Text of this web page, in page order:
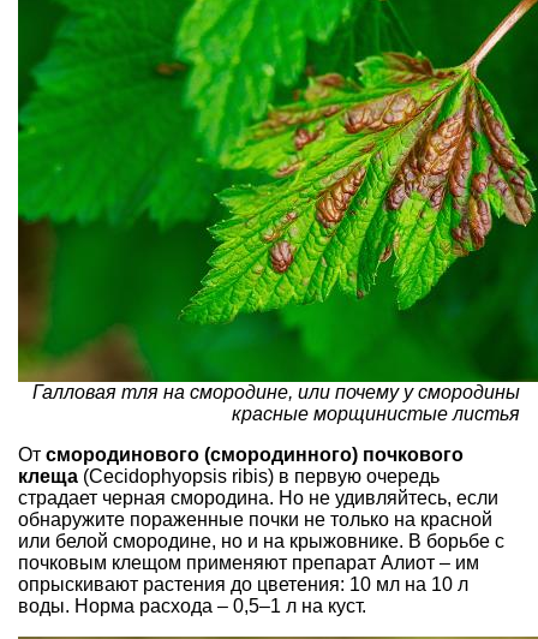
Галловая тля на смородине, или почему у смородины
красные морщинистые листья
От смородинового (смородинного) почкового
клеща (Cecidophyopsis ribis) в первую очередь
страдает черная смородина. Но не удивляйтесь, если
обнаружите пораженные почки не только на красной
или белой смородине, но и на крыжовнике. В борьбе с
почковым клещом применяют препарат Алиот – им
опрыскивают растения до цветения: 10 мл на 10 л
воды. Норма расхода – 0,5–1 л на куст.